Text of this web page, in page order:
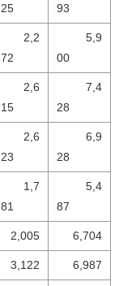
25
93
2,2
72
5,9
00
2,6
15
7,4
28
2,6
23
6,9
28
1,7
81
5,4
87
2,005 6,704
3,122 6,987